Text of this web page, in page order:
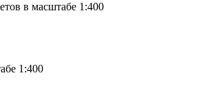
в масштабе 1:400
1:400